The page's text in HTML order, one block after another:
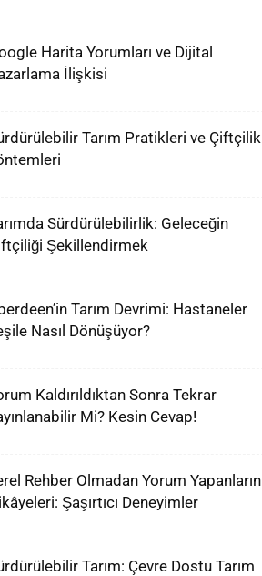
Harita Yorumları ve Dijital
İlişkisi
Tarım Pratikleri ve Çiftçilik
Sürdürülebilirlik: Geleceğin
Şekillendirmek
Tarım Devrimi: Hastaneler
Nasıl Dönüşüyor?
Kaldırıldıktan Sonra Tekrar
Mi? Kesin Cevap!
Rehber Olmadan Yorum Yapanların
Şaşırtıcı Deneyimler
Tarım: Çevre Dostu Tarım